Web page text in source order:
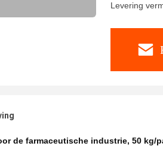
Levering
de farmaceutische industrie, 50 kg/